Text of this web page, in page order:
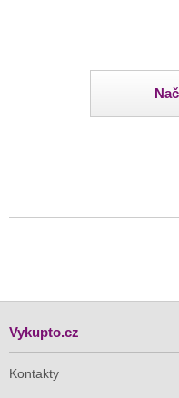
Vykupto.cz
Kontakty